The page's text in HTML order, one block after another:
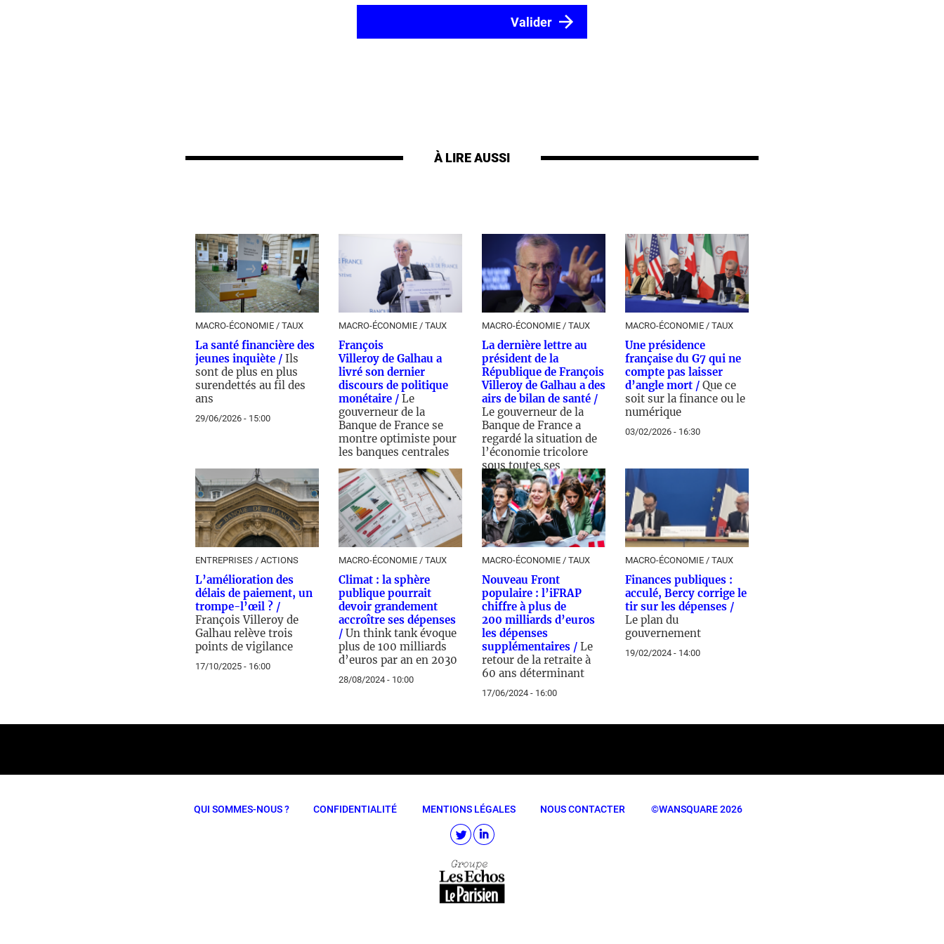
À LIRE AUSSI
MACRO-ÉCONOMIE / TAUX
La santé financière des
jeunes inquiète / Ils
sont de plus en plus
surendettés au fil des
ans
29/06/2026 - 15:00
MACRO-ÉCONOMIE / TAUX
François
Villeroy de Galhau a
livré son dernier
discours de politique
monétaire / Le
gouverneur de la
Banque de France se
montre optimiste pour
les banques centrales
07/05/2026 - 16:00
MACRO-ÉCONOMIE / TAUX
La dernière lettre au
président de la
République de François
Villeroy de Galhau a des
airs de bilan de santé /
Le gouverneur de la
Banque de France a
regardé la situation de
l’économie tricolore
sous toutes ses
coutures
04/05/2026 - 14:00
MACRO-ÉCONOMIE / TAUX
Une présidence
française du G7 qui ne
compte pas laisser
d’angle mort / Que ce
soit sur la finance ou le
numérique
03/02/2026 - 16:30
ENTREPRISES / ACTIONS
L’amélioration des
délais de paiement, un
trompe-l’œil ? /
François Villeroy de
Galhau relève trois
points de vigilance
17/10/2025 - 16:00
MACRO-ÉCONOMIE / TAUX
Climat : la sphère
publique pourrait
devoir grandement
accroître ses dépenses
/ Un think tank évoque
plus de 100 milliards
d’euros par an en 2030
28/08/2024 - 10:00
MACRO-ÉCONOMIE / TAUX
Nouveau Front
populaire : l’iFRAP
chiffre à plus de
200 milliards d’euros
les dépenses
supplémentaires / Le
retour de la retraite à
60 ans déterminant
17/06/2024 - 16:00
MACRO-ÉCONOMIE / TAUX
Finances publiques :
acculé, Bercy corrige le
tir sur les dépenses /
Le plan du
gouvernement
19/02/2024 - 14:00
QUI SOMMES-NOUS ? CONFIDENTIALITÉ MENTIONS LÉGALES NOUS CONTACTER ©WANSQUARE 2026